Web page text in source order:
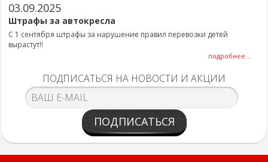
03.09.2025
Штрафы за автокресла
С 1 сентября штрафы за нарушение правил перевозки детей
вырастут!!
подробнее...
ПОДПИСАТЬСЯ НА НОВОСТИ И АКЦИИ
ПОДПИСАТЬСЯ